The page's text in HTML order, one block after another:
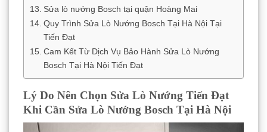
Sửa lò nướng Bosch tại quận Hoàng Mai
Quy Trình Sửa Lò Nướng Bosch Tại Hà Nội Tại
Tiến Đạt
Cam Kết Từ Dịch Vụ Bảo Hành Sửa Lò Nướng
Bosch Tại Hà Nội Tiến Đạt
Lý Do Nên Chọn Sửa Lò Nướng Tiến Đạt
Khi Cần Sửa Lò Nướng Bosch Tại Hà Nội